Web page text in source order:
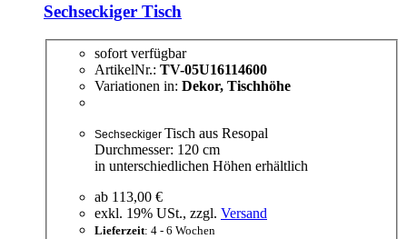
Sechseckiger Tisch
sofort verfügbar
ArtikelNr.: TV-05U16114600
Variationen in: Dekor, Tischhöhe
Sechseckiger
Tisch aus Resopal
Durchmesser: 120 cm
in unterschiedlichen Höhen erhältlich
ab 113,00 €
exkl. 19% USt., zzgl. Versand
Lieferzeit: 4 - 6 Wochen